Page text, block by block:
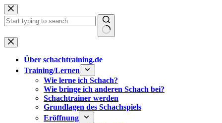
Zum
Inhalt
springen
Keine
Ergebnisse
Über schachtraining.de
Training/Lernen
Wie lerne ich Schach?
Wie bringe ich anderen Schach bei?
Schachtrainer werden
Grundlagen des Schachspiels
Eröffnung